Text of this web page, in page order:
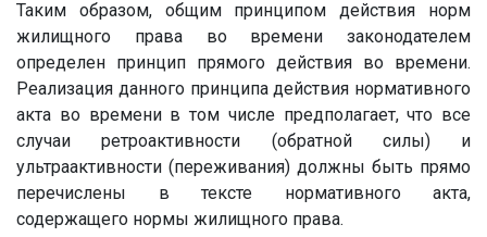
Таким образом, общим принципом действия норм
жилищного права во времени законодателем
определен принцип прямого действия во времени.
Реализация данного принципа действия нормативного
акта во времени в том числе предполагает, что все
случаи ретроактивности (обратной силы) и
ультраактивности (переживания) должны быть прямо
перечислены в тексте нормативного акта,
содержащего нормы жилищного права.